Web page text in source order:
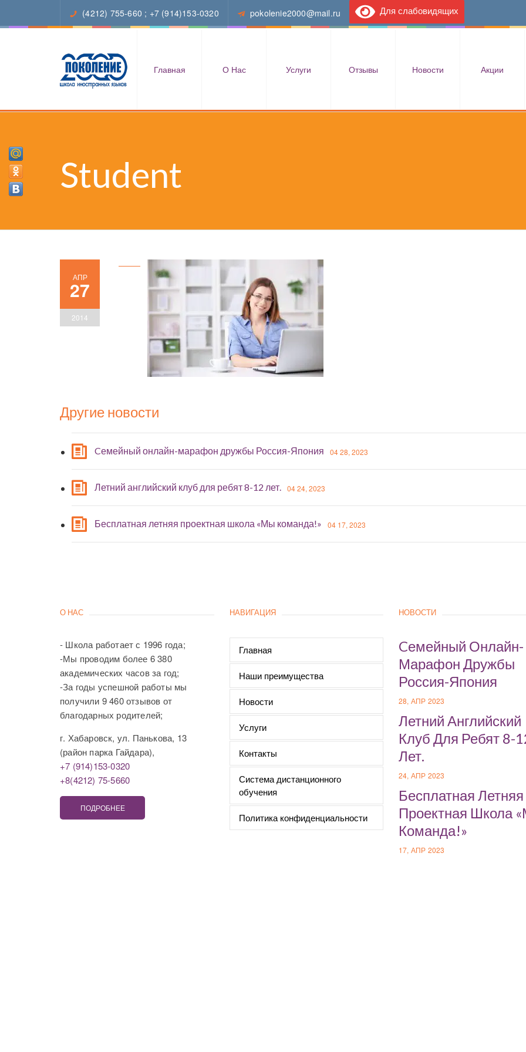
(4212) 755-660 ; +7 (914)153-0320 pokolenie2000@mail.ru Для слабовидящих
Главная О Нас Услуги Отзывы Новости Акции
Student
АПР
27
2014
Другие новости
Cемейный онлайн-марафон дружбы Россия-Япония 04 28, 2023
Летний английский клуб для ребят 8-12 лет. 04 24, 2023
Бесплатная летняя проектная школа «Мы команда!» 04 17, 2023
О НАС
- Школа работает с 1996 года;
-Мы проводим более 6 380
академических часов за год;
-За годы успешной работы мы
получили 9 460 отзывов от
благодарных родителей;
г. Хабаровск, ул. Панькова, 13
(район парка Гайдара),
+7 (914)153-0320
+8(4212) 75-5660
ПОДРОБНЕЕ
НАВИГАЦИЯ
Главная
Наши преимущества
Новости
Услуги
Контакты
Система дистанционного
обучения
Политика конфиденциальности
НОВОСТИ
Cемейный Онлайн-
Марафон Дружбы
Россия-Япония
28, АПР 2023
Летний Английский
Клуб Для Ребят 8-
Лет.
24, АПР 2023
Бесплатная Летняя
Проектная Школа
Команда!»
17, АПР 2023